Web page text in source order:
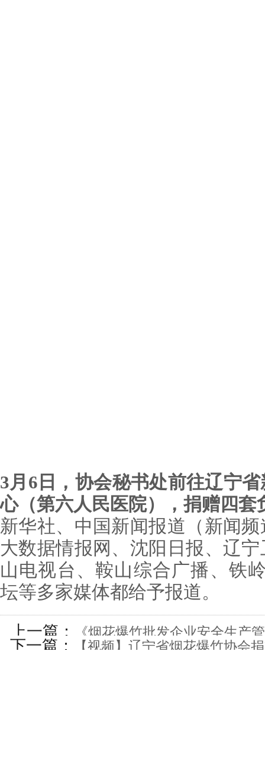
3月6日，协会秘书处前往辽宁
心（第六人民医院），捐赠四套
新华社、中国新闻报道（新闻
大数据情报网、沈阳日报、辽
山电视台、鞍山综合广播、铁
坛等多家媒体都给予报道。
上一篇： 《烟花爆竹批发企业安全生产
方
下一篇： 【视频】辽宁省烟花爆竹协会